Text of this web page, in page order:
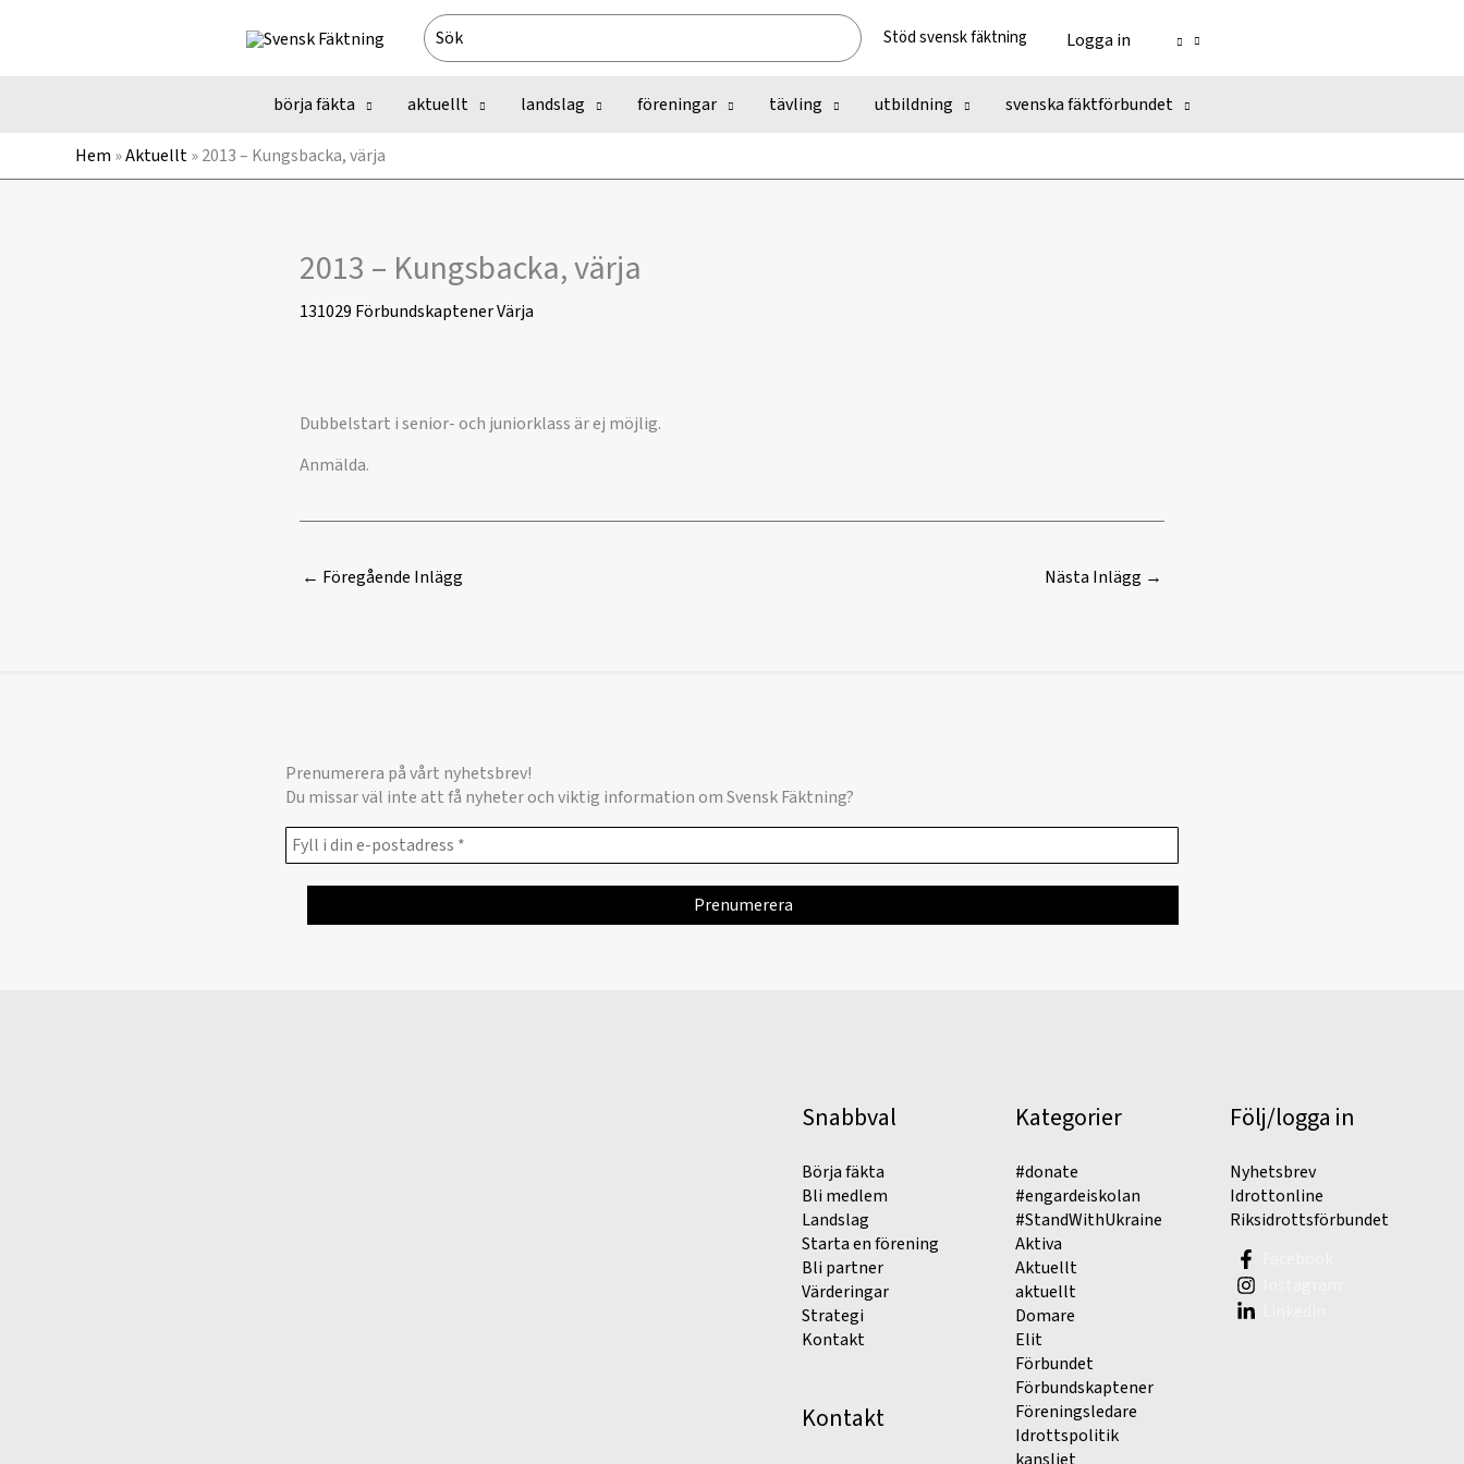
Search
for:
Stöd svensk fäktning Logga in
börja fäkta aktuellt landslag föreningar tävling utbildning svenska fäktförbundet
Hem »Aktuellt»2013 – Kungsbacka, värja
2013 – Kungsbacka, värja
131029 FörbundskaptenerVärja
Dubbelstart i senior- och juniorklass är ej möjlig.
Anmälda.
← Föregående Inlägg Nästa Inlägg →
Prenumerera på vårt nyhetsbrev!
Du missar väl inte att få nyheter och viktig information om Svensk Fäktning?
Snabbval
Börja fäkta
Bli medlem
Landslag
Starta en förening
Bli partner
Värderingar
Strategi
Kontakt
Kontakt
Kategorier
#donate
#engardeiskolan
#StandWithUkraine
Aktiva
Aktuellt
aktuellt
Domare
Elit
Förbundet
Förbundskaptener
Föreningsledare
Idrottspolitik
Följ/logga in
Nyhetsbrev
Idrottonline
Riksidrottsförbundet